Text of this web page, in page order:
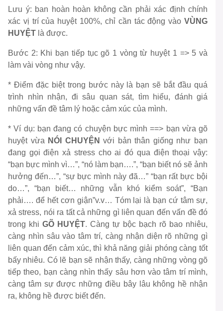
Lưu ý: ban hoàn hoàn không cần phải xác định chính
xác vị trí của huyệt 100%, chỉ cần tác động vào VÙNG
HUYỆT là được.
Bước 2: Khi bạn tiếp tục gõ 1 vòng từ huyệt 1 => 5 và
làm vài vòng như vậy.
* Điểm đặc biệt trong bước này là bạn sẽ bắt đầu quá
trình nhìn nhận, đi sâu quan sát, tìm hiểu, đánh giá
những vấn đề tâm lý hoặc cảm xúc của mình.
* Ví dụ: bạn đang có chuyện bực mình ==> bạn vừa gõ
huyệt vừa NÓI CHUYỆN với bản thân giống như bạn
đang gọi điện xả stress cho ai đó qua điện thoại vậy:
“bạn bực mình vì…”, “nó làm bạn….”, “bạn biết nó sẽ ảnh
hưởng đến…”, “sự bực mình này đã…” “bạn rất bực bội
do…”, “bạn biết… những vẫn khó kiểm soát”, “Bạn
phải…. để hết cơn giận”v.v… Tóm lại là bạn cứ tâm sự,
xả stress, nói ra tất cả những gì liên quan đến vấn đề đó
trong khi GÕ HUYỆT. Càng tự bộc bạch rõ bao nhiêu,
càng nhìn sâu vào tâm trí, càng nhận diện rõ những gì
liên quan đến cảm xúc, thì khả năng giải phóng càng tốt
bấy nhiêu. Có lẽ bạn sẽ nhận thấy, càng những vòng gõ
tiếp theo, bạn càng nhìn thấy sâu hơn vào tâm trí mình,
càng tâm sự được những điều bây lâu không hề nhận
ra, không hề được biết đến.